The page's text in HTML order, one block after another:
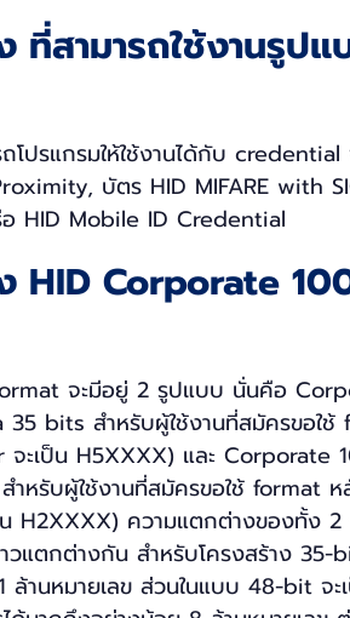
ที่สามารถใช้งานรูป
ปรแกรมให้ใช้งานได้กับ
บัตร HID MIFARE with
HID Mobile ID Credential
HID Corporate
จะมีอยู่ 2 รูปแบบ นั่นคือ
bits สำหรับผู้ใช้งานที่สมัครขอใ
ะเป็น H5XXXX) และ Corporate
รับผู้ใช้งานที่สมัครขอใช้ format ห
H2XXXX) ความแตกต่างของทั้ง
แตกต่างกัน สำหรับโครงสร้าง 35-
ล้านหมายเลข ส่วนในแบบ 48-bit จะ